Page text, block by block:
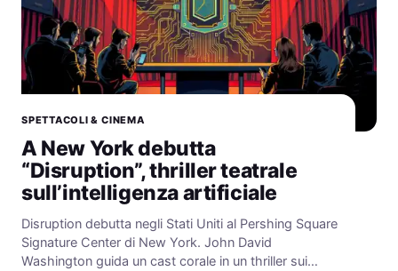
SPETTACOLI & CINEMA
A New York debutta
“Disruption”, thriller teatrale
sull’intelligenza artificiale
Disruption debutta negli Stati Uniti al Pershing Square
Signature Center di New York. John David
Washington guida un cast corale in un thriller sui…